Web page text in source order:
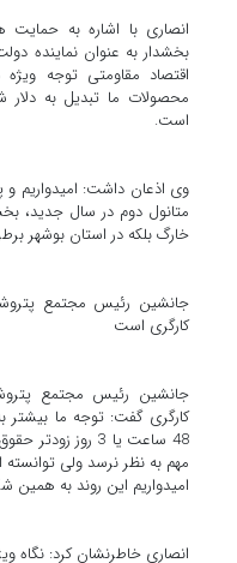
انصاری با اشاره به
بخشدار به عنوان نماینده
اقتصاد مقاومتی توجه
محصولات ما تبدیل به
است.
وی اذعان داشت: امیدواریم و
متانول دوم در سال جدید،
خارگ بلکه در استان بوشهر
جانشین رئیس مجتمع
کارگری است
جانشین رئیس مجتمع
کارگری گفت: توجه ما
48 ساعت یا 3 روز
مهم به نظر نرسد ولی
امیدواریم این روند به همین
انصاری خاطرنشان کرد: نگاه